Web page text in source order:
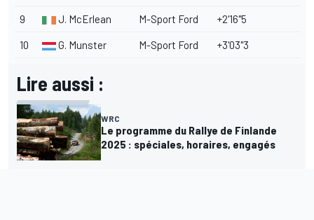
9 J. McErlean M-Sport Ford +2'16"5
10 G. Munster M-Sport Ford +3'03"3
Lire aussi :
WRC
Le programme du Rallye de Finlande
2025 : spéciales, horaires, engagés